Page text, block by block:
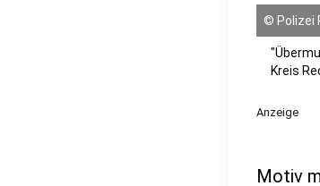
© Polizei
Kreis
Anzeige
Motiv